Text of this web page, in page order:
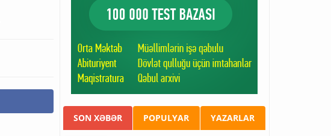
SON XƏBƏR POPULYAR YAZARLAR